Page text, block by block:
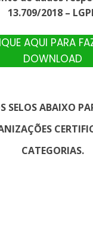
13.709/2018 –
AQUI PARA
DOWNLOAD
SELOS ABAIXO
CATEGORIAS.